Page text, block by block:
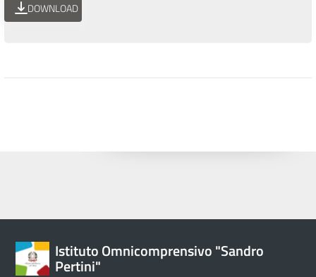
DOWNLOAD
Istituto Omnicomprensivo "Sandro
Pertini"